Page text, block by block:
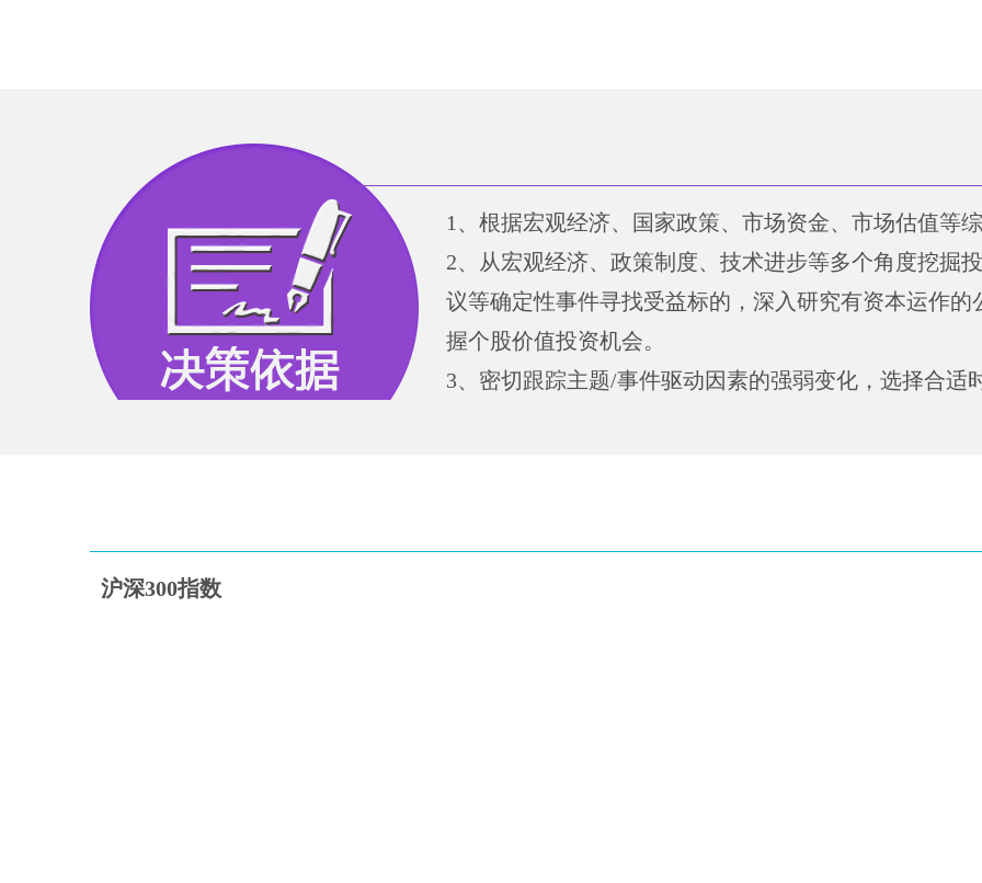
1、根据宏观经济、国家政策、市场资金、市场估值等
2、从宏观经济、政策制度、技术进步等多个角度挖掘
议等确定性事件寻找受益标的，深入研究有资本运作
握个股价值投资机会。
3、密切跟踪主题/事件驱动因素的强弱变化，选择合适
沪深300指数